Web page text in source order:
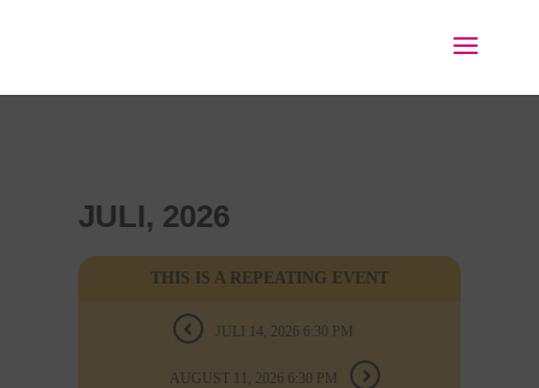
JULI, 2026
THIS IS A REPEATING EVENT
JULI 14, 2026 6:30 PM
AUGUST 11, 2026 6:30 PM